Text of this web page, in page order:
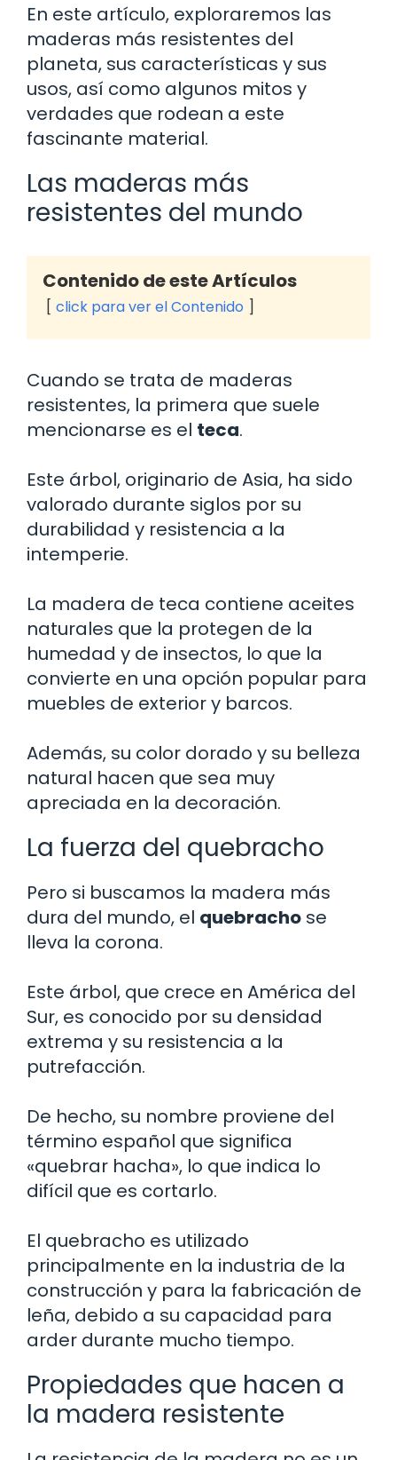
En este artículo, exploraremos las
maderas más resistentes del
planeta, sus características y sus
usos, así como algunos mitos y
verdades que rodean a este
fascinante material.
Las maderas más
resistentes del mundo
Contenido de este Artículos
click para ver el Contenido
Cuando se trata de maderas
resistentes, la primera que suele
mencionarse es el teca.
Este árbol, originario de Asia, ha sido
valorado durante siglos por su
durabilidad y resistencia a la
intemperie.
La madera de teca contiene aceites
naturales que la protegen de la
humedad y de insectos, lo que la
convierte en una opción popular para
muebles de exterior y barcos.
Además, su color dorado y su belleza
natural hacen que sea muy
apreciada en la decoración.
La fuerza del quebracho
Pero si buscamos la madera más
dura del mundo, el quebracho se
lleva la corona.
Este árbol, que crece en América del
Sur, es conocido por su densidad
extrema y su resistencia a la
putrefacción.
De hecho, su nombre proviene del
término español que significa
«quebrar hacha», lo que indica lo
difícil que es cortarlo.
El quebracho es utilizado
principalmente en la industria de la
construcción y para la fabricación de
leña, debido a su capacidad para
arder durante mucho tiempo.
Propiedades que hacen a
la madera resistente